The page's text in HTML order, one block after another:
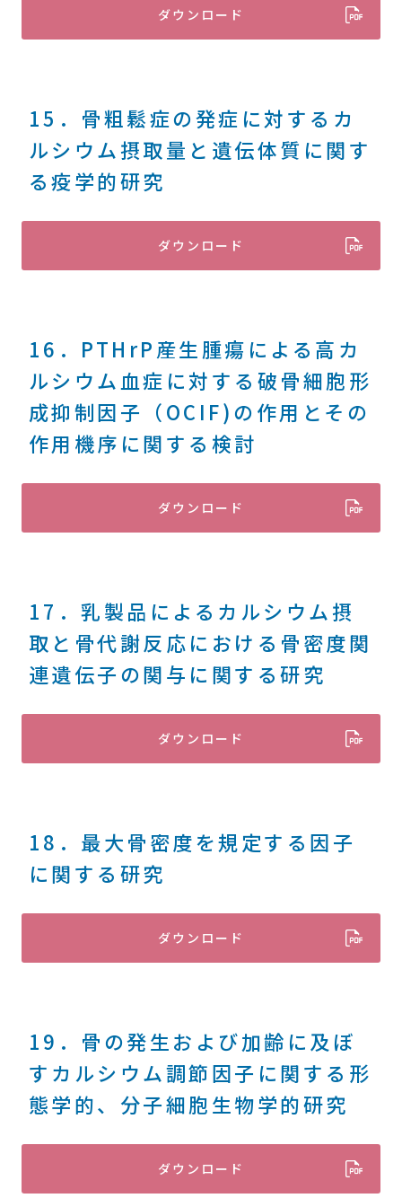
ダウンロード
15．骨粗鬆症の発症に対するカ
ルシウム摂取量と遺伝体質に関す
る疫学的研究
ダウンロード
16．PTHrP産生腫瘍による高カ
ルシウム血症に対する破骨細胞形
成抑制因子（OCIF)の作用とその
作用機序に関する検討
ダウンロード
17．乳製品によるカルシウム摂
取と骨代謝反応における骨密度関
連遺伝子の関与に関する研究
ダウンロード
18．最大骨密度を規定する因子
に関する研究
ダウンロード
19．骨の発生および加齢に及ぼ
すカルシウム調節因子に関する形
態学的、分子細胞生物学的研究
ダウンロード